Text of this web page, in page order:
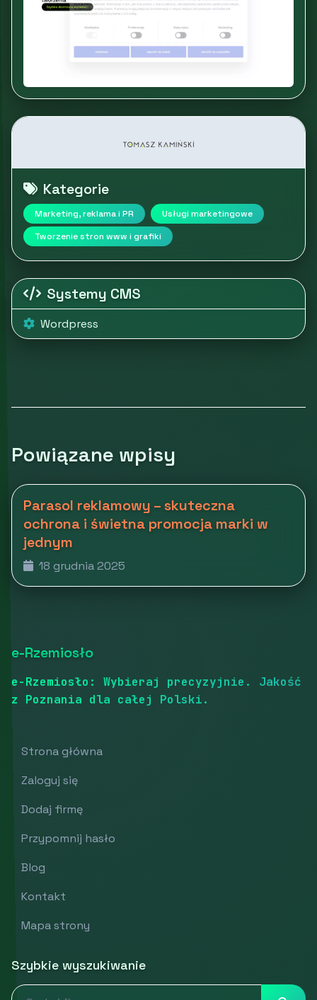
Kategorie
Marketing, reklama i PR
Usługi marketingowe
Tworzenie stron www i grafiki
Systemy CMS
Wordpress
Powiązane wpisy
Parasol reklamowy – skuteczna
ochrona i świetna promocja marki w
jednym
18 grudnia 2025
e-Rzemiosło
e-Rzemiosło: Wybieraj precyzyjnie. Jakość
z Poznania dla całej Polski.
Strona główna
Zaloguj się
Dodaj firmę
Przypomnij hasło
Blog
Kontakt
Mapa strony
Szybkie wyszukiwanie